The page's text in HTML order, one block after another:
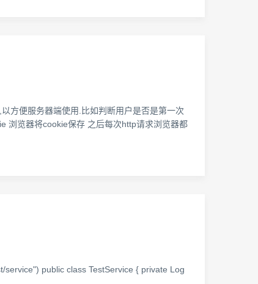
方便服务器端使用.比如判断用户是否是第一次
浏览器将cookie保存 之后每次http请求浏览器都
public class TestService { private Log